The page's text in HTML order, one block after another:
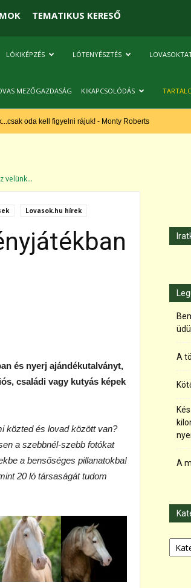
TEMATIKUS KERESŐ
LÓKIKÉPZÉS LÓTENYÉSZTÉS
MEZŐGAZDASÁG KIKAPCSOLÓDÁS
oda kell figyelni rájuk! - Monty Roberts
velünk...
Lovasok.hu hírek
és nyerj ajándékutalványt,
családi vagy kutyás képek
közted és lovad között van?
a szebbnél-szebb fotókat
a bensőséges pillanatokba!
20 ló társaságát tudom
A
A